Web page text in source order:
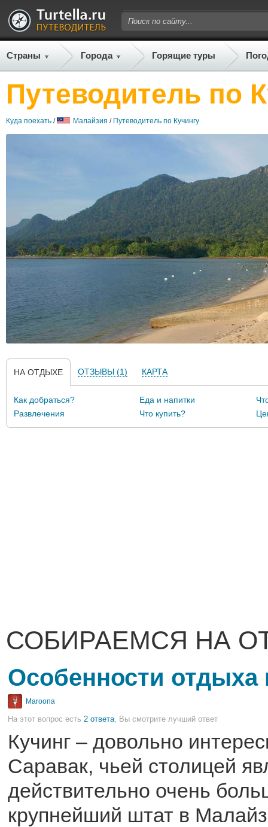
Страны Города Горящие туры
Путеводитель по
Куда поехать / Малайзия / Путеводитель по Кучингу
НА ОТДЫХЕ ОТЗЫВЫ (1) КАРТА
Как добраться? Еда и напитки
Развлечения
Что купить?
СОБИРАЕМСЯ НА
Особенности отдыха
Maroona
На этот вопрос есть 2 ответа , Вы смотрите лучший ответ
Кучинг – довольно
Саравак, чьей столицей
действительно очень
крупнейший штат в